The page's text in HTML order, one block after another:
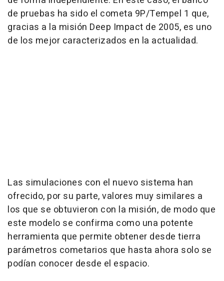
de pruebas ha sido el cometa 9P/Tempel 1 que,
gracias a la misión Deep Impact de 2005, es uno
de los mejor caracterizados en la actualidad.
Las simulaciones con el nuevo sistema han
ofrecido, por su parte, valores muy similares a
los que se obtuvieron con la misión, de modo que
este modelo se confirma como una potente
herramienta que permite obtener desde tierra
parámetros cometarios que hasta ahora solo se
podían conocer desde el espacio.